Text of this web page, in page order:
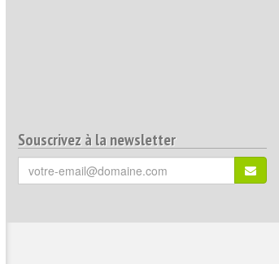
Souscrivez à la newsletter
Votre
email